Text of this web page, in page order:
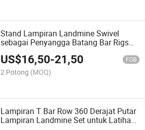
Stand Lampiran Landmine Swivel
sebagai Penyangga Batang Bar Rigs
Aksesori Penuh 360 Derajat untuk
Pelatihan Kekuatan Inti
US$16,50-21,50 FOB
2 Potong (MOQ)
Lampiran T Bar Row 360 Derajat Putar
Lampiran Landmine Set untuk Latihan